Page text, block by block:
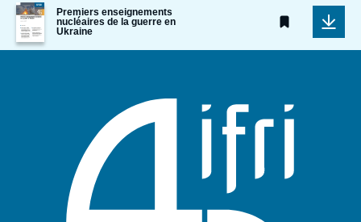
Image
de
couverture
de
Premiers enseignements
nucléaires de la guerre en
Ukraine